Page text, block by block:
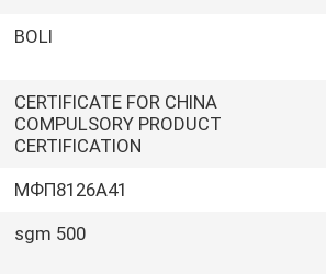
BOLI
CERTIFICATE FOR CHINA
COMPULSORY PRODUCT
CERTIFICATION
МФП8126А41
sgm 500